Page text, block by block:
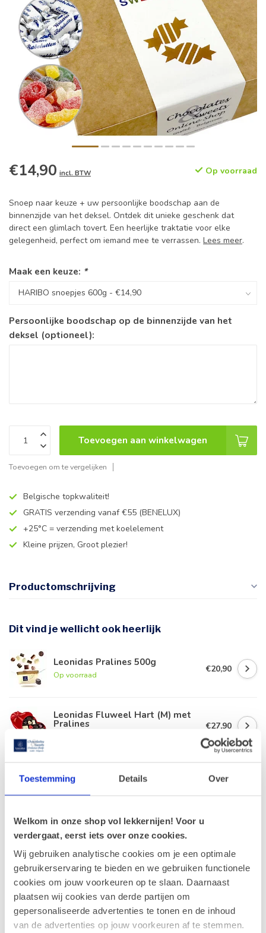
Toestemming Details Over
Welkom in onze shop vol lekkernijen! Voor u
verdergaat, eerst iets over onze cookies.
Wij gebruiken analytische cookies om je een optimale
gebruikerservaring te bieden en we gebruiken functionele
cookies om jouw voorkeuren op te slaan. Daarnaast
plaatsen wij cookies van derde partijen om
gepersonaliseerde advertenties te tonen en de inhoud
van de advertenties op jouw voorkeuren af te stemmen.
€14,90 incl. BTW Op voorraad
Snoep naar keuze + uw persoonlijke boodschap aan de
binnenzijde van het deksel. Ontdek dit unieke geschenk dat
direct een glimlach tovert. Een heerlijke traktatie voor elke
gelegenheid, perfect om iemand mee te verrassen. Lees meer.
Maak een keuze: *
Persoonlijke boodschap op de binnenzijde van het
deksel (optioneel):
Toevoegen aan winkelwagen
Toevoegen om te vergelijken
Belgische topkwaliteit!
GRATIS verzending vanaf €55 (BENELUX)
+25°C = verzending met koelelement
Kleine prijzen, Groot plezier!
Productomschrijving
Dit vind je wellicht ook heerlijk
Leonidas Pralines 500g
Op voorraad
€20,90
Leonidas Fluweel Hart (M) met
Pralines €27,90
pralines
Op voorraad
€41,90
Leonidas Chocolade potloden
Guimauve vrouwtjes 240g
Op voorraad